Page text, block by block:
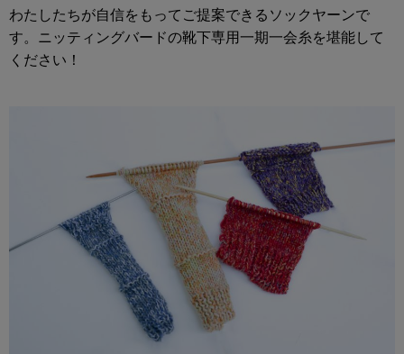
わたしたちが自信をもってご提案できるソックヤーンで
す。ニッティングバードの靴下専用一期一会糸を堪能して
ください！